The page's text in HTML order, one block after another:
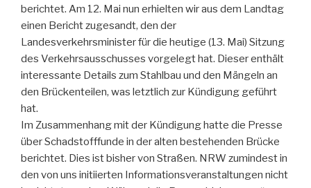
berichtet. Am 12. Mai nun erhielten wir aus dem Landtag
einen Bericht zugesandt, den der
Landesverkehrsminister für die heutige (13. Mai) Sitzung
des Verkehrsausschusses vorgelegt hat. Dieser enthält
interessante Details zum Stahlbau und den Mängeln an
den Brückenteilen, was letztlich zur Kündigung geführt
hat.
Im Zusammenhang mit der Kündigung hatte die Presse
über Schadstofffunde in der alten bestehenden Brücke
berichtet. Dies ist bisher von Straßen. NRW zumindest in
den von uns initiierten Informationsveranstaltungen nicht